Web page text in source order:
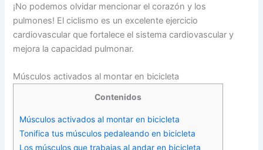
¡No podemos olvidar mencionar el corazón y los
pulmones! El ciclismo es un excelente ejercicio
cardiovascular que fortalece el sistema cardiovascular y
mejora la capacidad pulmonar.
Músculos activados al montar en bicicleta
Contenidos
Músculos activados al montar en bicicleta
Tonifica tus músculos pedaleando en bicicleta
Los músculos que trabajas al andar en bicicleta